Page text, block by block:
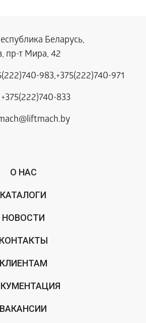
Беларусь,
пр-т Мира, 42
983,+375(222)740-971
+375(222)740-833
О НАС
КАТАЛОГИ
НОВОСТИ
КОНТАКТЫ
КЛИЕНТАМ
ВАКАНСИИ